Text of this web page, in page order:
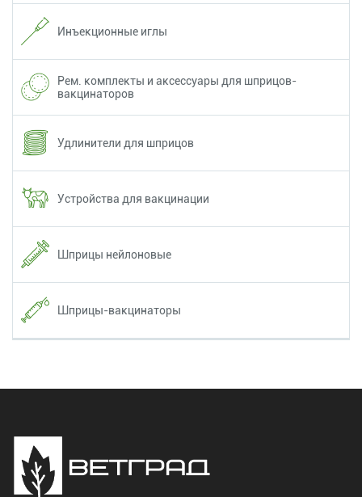
Инъекционные иглы
Рем. комплекты и аксессуары для шприцов-
вакцинаторов
Удлинители для шприцов
Устройства для вакцинации
Шприцы нейлоновые
Шприцы-вакцинаторы